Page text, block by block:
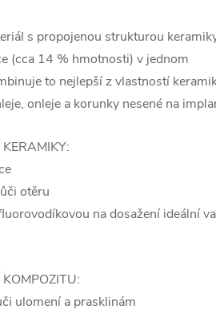
s propojenou strukturou
(cca 14 % hmotnosti) v jednom
to nejlepší z vlastností
onleje a korunky nesené na
otěru
na dosažení ideální
ulomení a prasklinám